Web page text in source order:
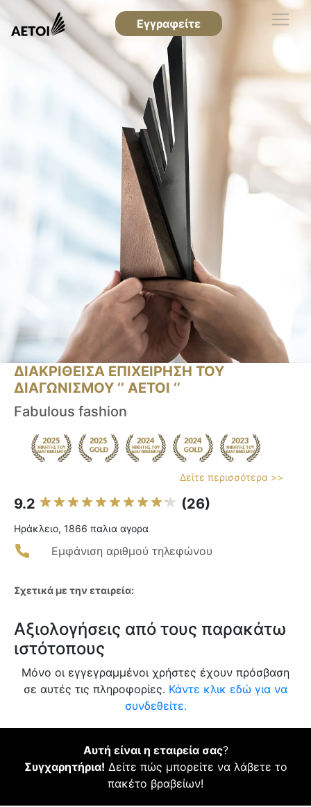
Εγγραφείτε
ΔΙΑΚΡΙΘΕΙΣΑ ΕΠΙΧΕΙΡΗΣΗ ΤΟΥ
ΔΙΑΓΩΝΙΣΜΟΥ ‘’ ΑΕΤΟΙ ‘’
Fabulous fashion
Δείτε περισσότερα >>
9.2 (26)
Ηράκλειο, 1866 παλια αγορα
Εμφάνιση αριθμού τηλεφώνου
Σχετικά με την εταιρεία:
Αξιολογήσεις από τους παρακάτω
ιστότοπους
Μόνο οι εγγεγραμμένοι χρήστες έχουν πρόσβαση
σε αυτές τις πληροφορίες. Κάντε κλικ εδώ για να
συνδεθείτε.
Αυτή είναι η εταιρεία σας?
Συγχαρητήρια! Δείτε πώς μπορείτε να λάβετε το
πακέτο βραβείων!